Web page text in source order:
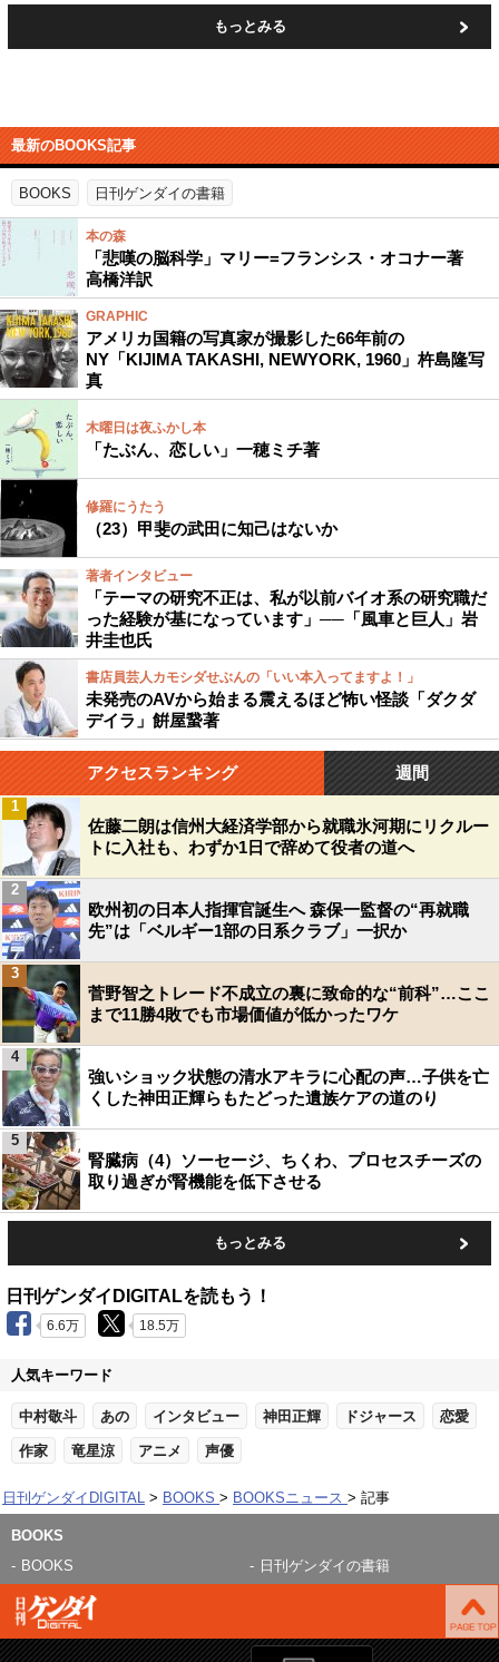
もっとみる
最新のBOOKS記事
BOOKS 日刊ゲンダイの書籍
本の森
「悲嘆の脳科学」マリー=フランシス・オコナー著
高橋洋訳
GRAPHIC
アメリカ国籍の写真家が撮影した66年前の
NY「KIJIMA TAKASHI, NEWYORK, 1960」杵島隆写
真
木曜日は夜ふかし本
「たぶん、恋しい」一穂ミチ著
修羅にうたう
（23）甲斐の武田に知己はないか
著者インタビュー
「テーマの研究不正は、私が以前バイオ系の研究職だ
った経験が基になっています」──「風車と巨人」岩
井圭也氏
書店員芸人カモシダせぶんの「いい本入ってますよ！」
未発売のAVから始まる震えるほど怖い怪談「ダクダ
デイラ」餠屋䖸著
アクセスランキング 週間
佐藤二朗は信州大経済学部から就職氷河期にリクルー
トに入社も、わずか1日で辞めて役者の道へ
1
欧州初の日本人指揮官誕生へ 森保一監督の“再就職
先”は「ベルギー1部の日系クラブ」一択か
2
菅野智之トレード不成立の裏に致命的な“前科”…ここ
まで11勝4敗でも市場価値が低かったワケ
3
強いショック状態の清水アキラに心配の声…子供を亡
くした神田正輝らもたどった遺族ケアの道のり
4
腎臓病（4）ソーセージ、ちくわ、プロセスチーズの
取り過ぎが腎機能を低下させる
5
もっとみる
日刊ゲンダイDIGITALを読もう！
6.6万 18.5万
人気キーワード
中村敬斗 あの インタビュー 神田正輝 ドジャース 恋愛
作家 竜星涼 アニメ 声優
日刊ゲンダイDIGITAL BOOKS BOOKSニュース 記事
BOOKS
BOOKS
日刊ゲンダイの書籍